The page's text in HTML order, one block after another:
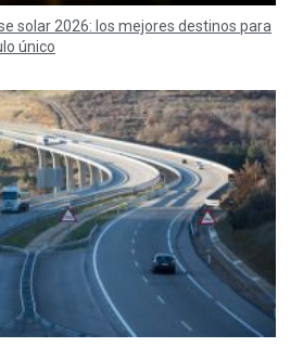
solar 2026: los mejores destinos para
único